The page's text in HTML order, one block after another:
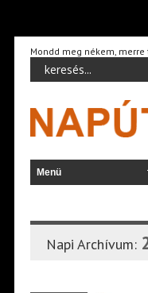
Mondd meg nékem,
Napi Archívum: